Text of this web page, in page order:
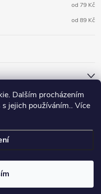
Dalším procházením
jejich používáním.. Více
od 79 Kč
od 89 Kč